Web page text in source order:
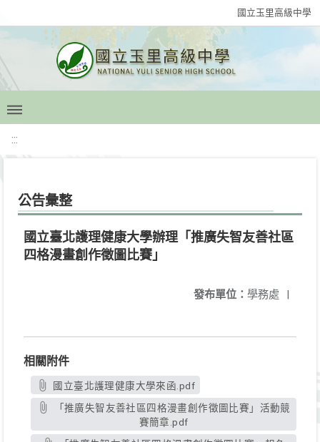
國立玉里高級中學
:::
公告彙整
國立臺北護理健康大學辦理「推廣失智友善社區
四格漫畫創作徵圖比賽」
發布單位： 學務處 |
相關附件
國立臺北護理健康大學來函.pdf
賽簡章.pdf